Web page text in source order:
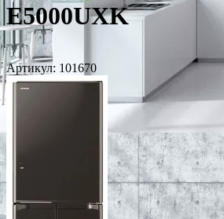
E5000UXK
Артикул: 101670